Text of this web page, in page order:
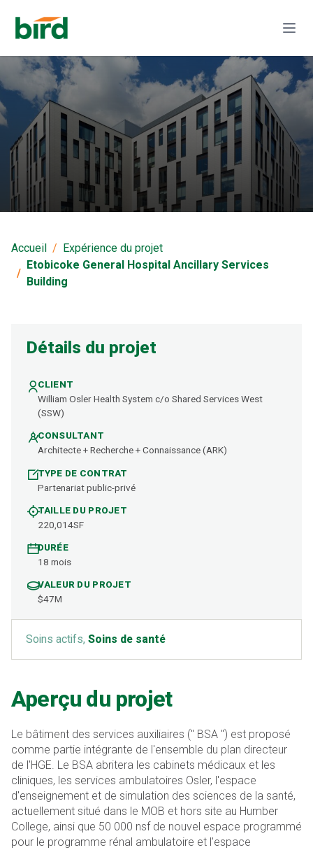
Hospital Ancillary
Services Building
Accueil
Expérience du projet
Etobicoke General Hospital Ancillary Services
Building
Aperçu du projet
Le bâtiment des services auxiliaires (" BSA ") est proposé
comme partie intégrante de l'ensemble du plan directeur
de l'HGE. Le BSA abritera les cabinets médicaux et les
cliniques, les services ambulatoires Osler, l'espace
d'enseignement et de simulation des sciences de la santé,
actuellement situé dans le MOB et hors site au Humber
College, ainsi que 50 000 nsf de nouvel espace programmé
pour le programme rénal ambulatoire et l'espace
Détails du projet
CLIENT
William Osler Health System c/o Shared Services West
(SSW)
CONSULTANT
Architecte + Recherche + Connaissance (ARK)
TYPE DE CONTRAT
Partenariat public-privé
TAILLE DU PROJET
220,014SF
DURÉE
18 mois
VALEUR DU PROJET
$47M
Soins actifs, Soins de santé